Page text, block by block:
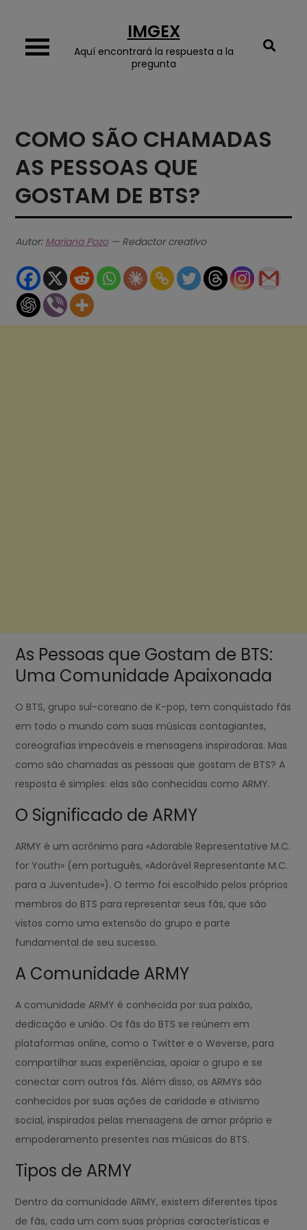
content
IMGEX
Aquí encontrará la respuesta a la
pregunta
COMO SÃO CHAMADAS
AS PESSOAS QUE
GOSTAM DE BTS?
Autor: Mariana Pozo— Redactor creativo
As Pessoas que Gostam de BTS:
Uma Comunidade Apaixonada
O BTS, grupo sul-coreano de K-pop, tem conquistado fãs
em todo o mundo com suas músicas contagiantes,
coreografias impecáveis e mensagens inspiradoras. Mas
como são chamadas as pessoas que gostam de BTS? A
resposta é simples: elas são conhecidas como ARMY.
O Significado de ARMY
ARMY é um acrônimo para «Adorable Representative M.C.
for Youth» (em português, «Adorável Representante M.C.
para a Juventude»). O termo foi escolhido pelos próprios
membros do BTS para representar seus fãs, que são
vistos como uma extensão do grupo e parte
fundamental de seu sucesso.
A Comunidade ARMY
A comunidade ARMY é conhecida por sua paixão,
dedicação e união. Os fãs do BTS se reúnem em
plataformas online, como o Twitter e o Weverse, para
compartilhar suas experiências, apoiar o grupo e se
conectar com outros fãs. Além disso, os ARMYs são
conhecidos por suas ações de caridade e ativismo
social, inspirados pelas mensagens de amor próprio e
empoderamento presentes nas músicas do BTS.
Tipos de ARMY
Dentro da comunidade ARMY, existem diferentes tipos
de fãs, cada um com suas próprias características e